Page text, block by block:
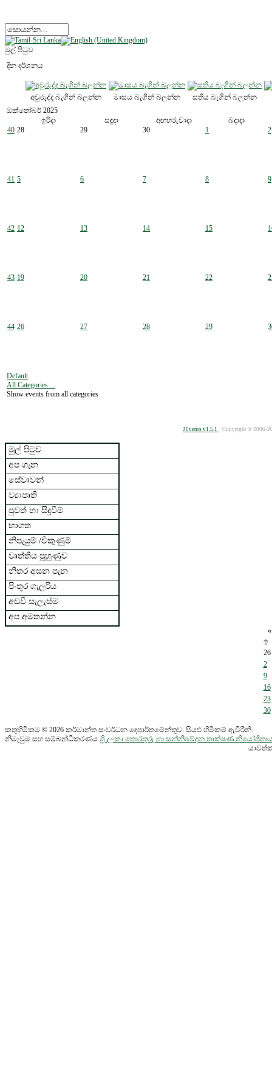
මුල් පිටුව
දින දර්ශනය
අවුරුද්ද බැගින් බලන්න මාසය බැගින් බලන්න
සතිය බැගින් බලන්න
ඔක්තෝබර් 2025
ඉරිදා
සඳුදා අඟහරුවාදා
බදාදා
40 28 29 30 1 2
41 5 6 7 8 9
42 12 13 14 15
43 19 20 21 22
44 26 27 28 29
Default
All Categories ...
Show events from all categories
JEvents v1.5.1 Copyright © 2006-
මුල් පිටුව
අප ගැන
සේවාවන්
ව්‍යාපෘති
පුවත් හා සිදූවීම්
භාගත
නිපැයුම් /විකුණුම්
වෘත්තිය පුහුණුව
නිතර අසන පැන
පිංතූර ගැලරිය
අඩවි සැලැස්ම
අප අමතන්න
«
ඉ
26
2
9
16
23
30
කතුහිමිකම © 2026 කර්මාන්ත සංවර්ධන දෙපාර්තමේන්තුව. සියළු හිමිකම් ඇවිරිනි.
නිමැවුම සහ සම්බන්ධීකරණය ශ්‍රි ලංකා තොරතුරු හා සන්නිවේදන තාක්ෂණ